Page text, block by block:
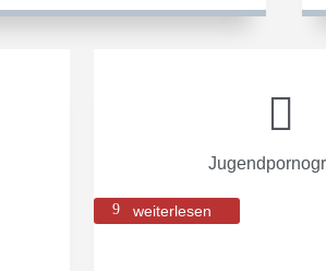

weiterlesen